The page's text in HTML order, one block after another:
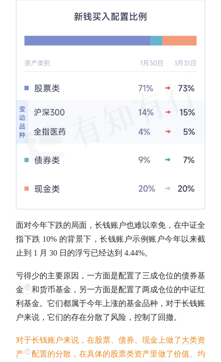
面对今年下跌的局面，长钱账户也难以幸免，在中证全
指下跌 10% 的背景下，长钱账户示例账户今年以来截
止到 1 月 30 日的浮亏已经达到 4.44%。
亏得少的主要原因，一方面是配置了三成仓位的债券基
金
和货币基金，另一方面是配置了两成仓位的中证红
利 基金。它们都属于今年上涨的基金品种，对于长钱账
户来说，它们的存在分散了风险，控制了回撤。
对于长钱账户来说，在股票、债券、现金上做了大类资
产
配置的分散，在具体的股票类资产里做了价值、均